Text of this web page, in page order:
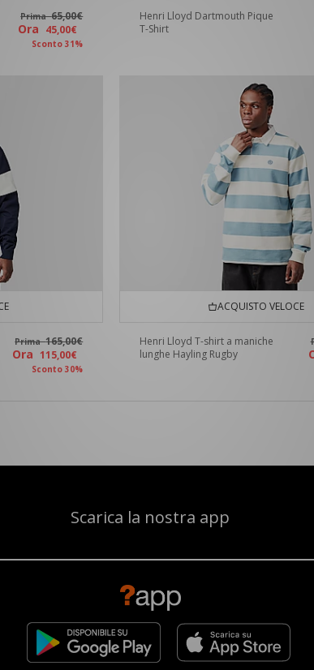
Prima65,00€
Ora 45,00€
Sconto 31%
Henri Lloyd Dartmouth Pique
T-Shirt
Prima165,00€
Ora115,00€
Sconto 30%
ACQUISTO VELOCE
Henri Lloyd T-shirt a maniche
lunghe Hayling Rugby
Scarica la nostra app